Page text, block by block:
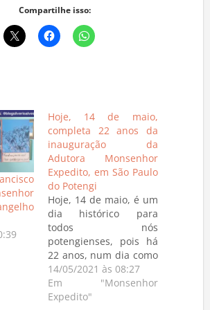
Compartilhe isso:
Hoje, 14 de maio,
completa 22 anos da
inauguração da
Adutora Monsenhor
Expedito, em São Paulo
do Potengi
Hoje, 14 de maio, é um
dia histórico para
todos nós
potengienses, pois há
22 anos, num dia como
hoje, foi inaugurada a
Adutora Monsenhor
Expedito, em São Paulo
14/05/2021 às 08:27
Em "Monsenhor
Expedito"